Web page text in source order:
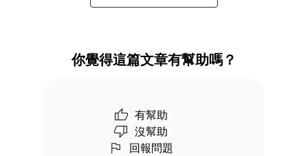
你覺得這篇文章有幫助嗎？
有幫助
沒幫助
回報問題